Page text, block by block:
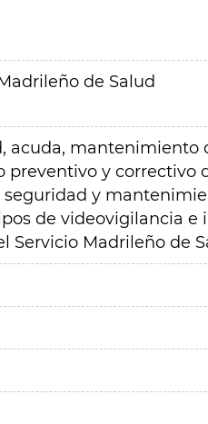
de Salud
acuda, mantenimiento
y correctivo
seguridad y
de videovigilancia e
Servicio Madrileño de